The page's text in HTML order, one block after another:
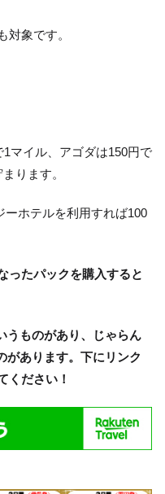
対象です。
マイル、アゴダは150円で
ります。
ホテルを利用すれば100
ったパックを購入すると
うものがあり、じゃらん
があります。下にリンク
ください！